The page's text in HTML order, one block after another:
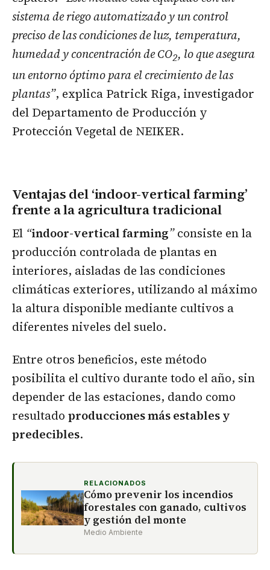
sistema de riego automatizado y un control
preciso de las condiciones de luz, temperatura,
humedad y concentración de CO2, lo que asegura
un entorno óptimo para el crecimiento de las
plantas”, explica Patrick Riga, investigador
del Departamento de Producción y
Protección Vegetal de NEIKER.
Ventajas del ‘indoor-vertical farming’
frente a la agricultura tradicional
El “indoor-vertical farming”consiste en la
producción controlada de plantas en
interiores, aisladas de las condiciones
climáticas exteriores, utilizando al máximo
la altura disponible mediante cultivos a
diferentes niveles del suelo.
Entre otros beneficios, este método
posibilita el cultivo durante todo el año, sin
depender de las estaciones, dando como
resultado producciones más estables y
predecibles.
RELACIONADOS
Cómo prevenir los incendios
forestales con ganado, cultivos
y gestión del monte
Medio Ambiente